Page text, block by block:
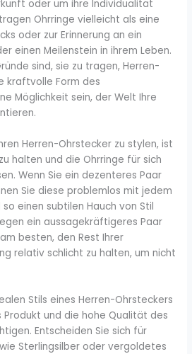
oder um ihre Individualität
Ohrringe vielleicht als eine
oder zur Erinnerung an ein
einen Meilenstein in ihrem Leben.
sind, sie zu tragen, Herren-
kraftvolle Form des
Möglichkeit sein, der Welt Ihre
Herren-Ohrstecker zu stylen, ist
halten und die Ohrringe für sich
Wenn Sie ein dezenteres Paar
Sie diese problemlos mit jedem
einen subtilen Hauch von Stil
ein aussagekräftigeres Paar
besten, den Rest Ihrer
relativ schlicht zu halten, um nicht
Stils eines Herren-Ohrsteckers
und die hohe Qualität des
Entscheiden Sie sich für
Sterlingsilber oder vergoldetes